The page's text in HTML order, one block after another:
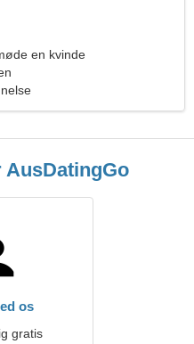
en kvinde
AusDatingGo
os
gratis